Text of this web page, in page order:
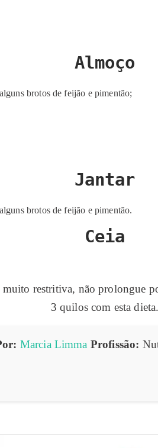
Almoço
brotos de feijão e pimentão;
Jantar
brotos de feijão e pimentão.
Ceia
restritiva, não prolongue
3 quilos com esta dieta.
Marcia Limma Profissão: